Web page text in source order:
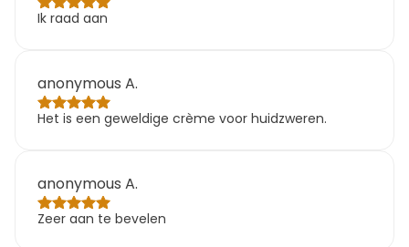
Ik raad aan
anonymous A.
Het is een geweldige crème voor huidzweren.
anonymous A.
Zeer aan te bevelen